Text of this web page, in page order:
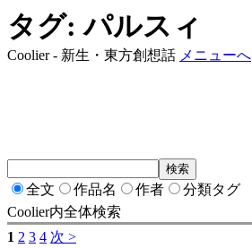
タグ: パルスィ
Coolier - 新生・東方創想話 メニューへ
全文 作品名 作者
分類タグ
Coolier内全体検索
1 2 3 4 次 >